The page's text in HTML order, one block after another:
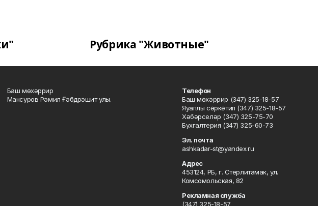
Рубрика "Животные"
Баш мөхәррир
Мансуров Рәмил Ғәбдрәшит улы.
Телефон
Баш мөхәррир (347) 325-18-57
Яуаплы сәркәтип (347) 325-18-57
Хәбәрселәр (347) 325-75-70
Бухгалтерия (347) 325-60-73
Эл. почта
ashkadar-st@yandex.ru
Адрес
453124, РБ, г. Стерлитамак, ул.
Комсомольская, 82
Рекламная служба
(347) 325-18-57